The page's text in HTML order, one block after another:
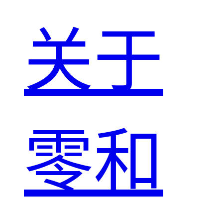
关于
零和